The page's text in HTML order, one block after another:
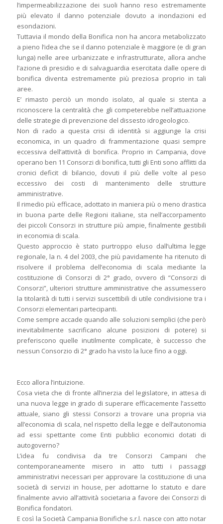
l’impermeabilizzazione dei suoli hanno reso estremamente
più elevato il danno potenziale dovuto a inondazioni ed
esondazioni.
Tuttavia il mondo della Bonifica non ha ancora metabolizzato
a pieno l’idea che se il danno potenziale è maggiore (e di gran
lunga) nelle aree urbanizzate e infrastrutturate, allora anche
l’azione di presidio e di salvaguardia esercitata dalle opere di
bonifica diventa estremamente più preziosa proprio in tali
aree.
E’ rimasto perciò un mondo isolato, al quale si stenta a
riconoscere la centralità che gli competerebbe nell’attuazione
delle strategie di prevenzione del dissesto idrogeologico.
Non di rado a questa crisi di identità si aggiunge la crisi
economica, in un quadro di frammentazione quasi sempre
eccessiva dell’attività di bonifica. Proprio in Campania, dove
operano ben 11 Consorzi di bonifica, tutti gli Enti sono afflitti da
cronici deficit di bilancio, dovuti il più delle volte al peso
eccessivo dei costi di mantenimento delle strutture
amministrative.
Il rimedio più efficace, adottato in maniera più o meno drastica
in buona parte delle Regioni italiane, sta nell’accorpamento
dei piccoli Consorzi in strutture più ampie, finalmente gestibili
in economia di scala.
Questo approccio è stato purtroppo eluso dall’ultima legge
regionale, la n. 4 del 2003, che più pavidamente ha ritenuto di
risolvere il problema dell’economia di scala mediante la
costituzione di Consorzi di 2° grado, ovvero di “Consorzi di
Consorzi”, ulteriori strutture amministrative che assumessero
la titolarità di tutti i servizi suscettibili di utile condivisione tra i
Consorzi elementari partecipanti.
Come sempre accade quando alle soluzioni semplici (che però
inevitabilmente sacrificano alcune posizioni di potere) si
preferiscono quelle inutilmente complicate, è successo che
nessun Consorzio di 2° grado ha visto la luce fino a oggi.
Ecco allora l’intuizione.
Cosa vieta che di fronte all’inerzia del legislatore, in attesa di
una nuova legge in grado di superare efficacemente l’assetto
attuale, siano gli stessi Consorzi a trovare una propria via
all’economia di scala, nel rispetto della legge e dell’autonomia
ad essi spettante come Enti pubblici economici dotati di
autogoverno?
L’idea fu condivisa da tre Consorzi Campani che
contemporaneamente misero in atto tutti i passaggi
amministrativi necessari per approvare la costituzione di una
società di servizi in house, per adottarne lo statuto e dare
finalmente avvio all’attività societaria a favore dei Consorzi di
Bonifica fondatori.
E così la Società Campania Bonifiche s.r.l. nasce con atto notar